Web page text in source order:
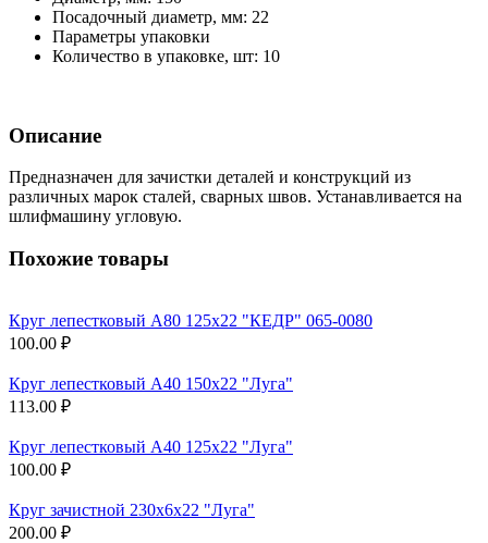
Посадочный диаметр, мм: 22
Параметры упаковки
Количество в упаковке, шт: 10
Описание
Предназначен для зачистки деталей и конструкций из
различных марок сталей, сварных швов. Устанавливается на
шлифмашину угловую.
Похожие товары
Круг лепестковый А80 125х22 "КЕДР" 065-0080
100.00 ₽
Круг лепестковый А40 150х22 "Луга"
113.00 ₽
Круг лепестковый А40 125х22 "Луга"
100.00 ₽
Круг зачистной 230х6х22 "Луга"
200.00 ₽